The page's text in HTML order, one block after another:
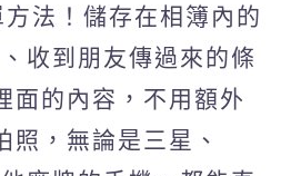
法！儲存在相簿內的
收到朋友傳過來的條
面的內容，不用額外
照，無論是三星、